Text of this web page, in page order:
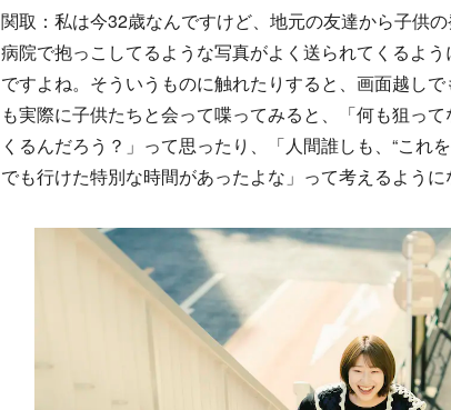
関取：私は今32歳なんですけど、地元の友達から子供
病院で抱っこしてるような写真がよく送られてくるよ
ですよね。そういうものに触れたりすると、画面越し
も実際に子供たちと会って喋ってみると、「何も狙っ
くるんだろう？」って思ったり、「人間誰しも、“これ
でも行けた特別な時間があったよな」って考えるように